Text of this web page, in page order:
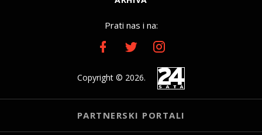
Prati nas i na:
Copyright © 2026.
PARTNERSKI PORTALI